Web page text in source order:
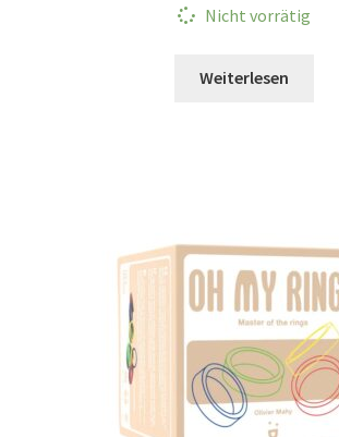
Nicht vorrätig
Weiterlesen